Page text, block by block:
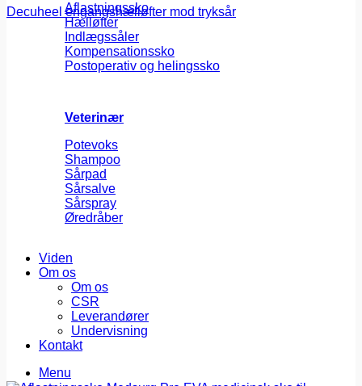
Aflastningssko
Hælløfter
Indlægssåler
Kompensationssko
Postoperativ og helingssko
Veterinær
Potevoks
Shampoo
Sårpad
Sårsalve
Sårspray
Øredråber
Viden
Om os
Om os
CSR
Leverandører
Undervisning
Kontakt
Menu
Decuheel engangshælløfter mod tryksår